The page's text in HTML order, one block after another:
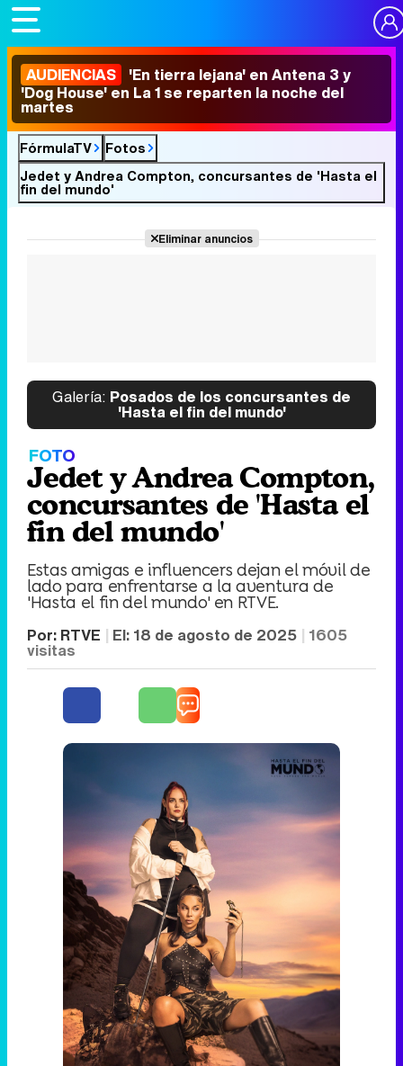
AUDIENCIAS 'En tierra lejana' en Antena 3 y
'Dog House' en La 1 se reparten la noche del
martes
FórmulaTV
Fotos
Jedet y Andrea Compton, concursantes de 'Hasta el
fin del mundo'
Eliminar anuncios
Galería: Posados de los concursantes de
'Hasta el fin del mundo'
FOTO
Jedet y Andrea Compton,
concursantes de 'Hasta el
fin del mundo'
Estas amigas e influencers dejan el móvil de
lado para enfrentarse a la aventura de
'Hasta el fin del mundo' en RTVE.
Por: RTVE El: 18 de agosto de 2025 1605
visitas